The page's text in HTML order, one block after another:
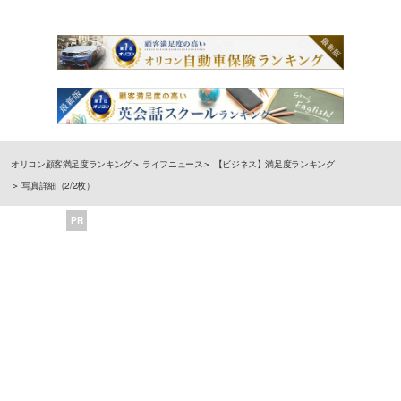
オリコン顧客満足度ランキング ライフニュース
【ビジネス】満足度ランキング
写真詳細（2/2枚）
PR